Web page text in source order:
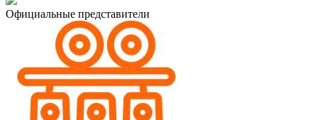
Официальные представители